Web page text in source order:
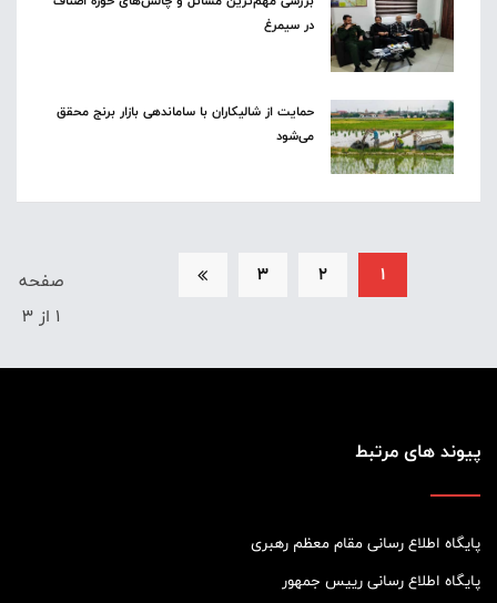
در سیمرغ
حمایت از شالیکاران با ساماندهی بازار برنج محقق
می‌شود
1
2
3
صفحه
1 از 3
پیوند های مرتبط
پایگاه اطلاع رسانی مقام معظم رهبری
پایگاه اطلاع رسانی رییس جمهور